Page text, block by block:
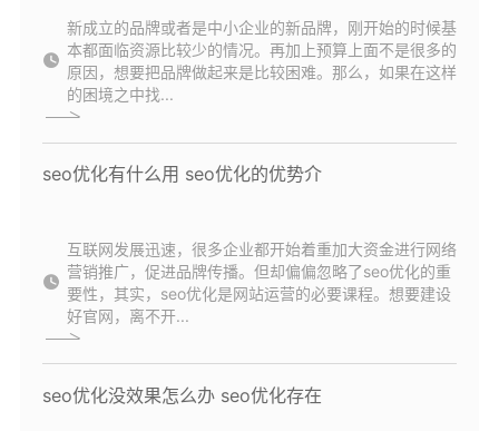
新成立的品牌或者是中小企业的新品牌，刚开始的时候基
本都面临资源比较少的情况。再加上预算上面不是很多的
原因，想要把品牌做起来是比较困难。那么，如果在这样
的困境之中找...
seo优化有什么用 seo优化的优势介
互联网发展迅速，很多企业都开始着重加大资金进行网络
营销推广，促进品牌传播。但却偏偏忽略了seo优化的重
要性，其实，seo优化是网站运营的必要课程。想要建设
好官网，离不开...
seo优化没效果怎么办 seo优化存在